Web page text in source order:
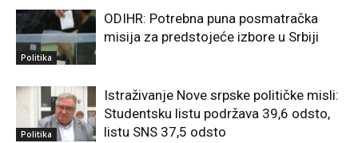
Politika
ODIHR: Potrebna puna posmatračka
misija za predstojeće izbore u Srbiji
Politika
Istraživanje Nove srpske političke misli:
Studentsku listu podržava 39,6 odsto,
listu SNS 37,5 odsto